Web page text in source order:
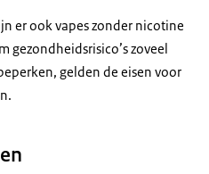
er ook vapes zonder nicotine
gezondheidsrisico’s zoveel
gelden de eisen voor